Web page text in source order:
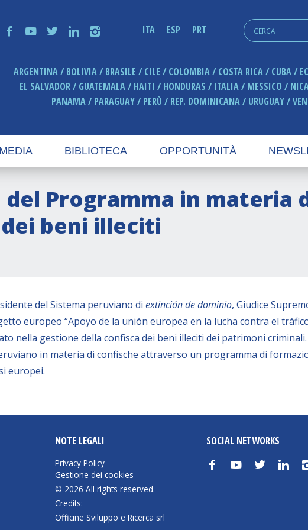
f y t n i ITA ESP PRT Cerca:
ARGENTINA BOLIVIA BRASILE CILE COLOMBIA COSTA RICA CUBA
EL SALVADOR
GUATEMALA HAITI HONDURAS ITALIA MESSICO
PANAMA
PARAGUAY PERÙ REP. DOMINICANA URUGUAY
MEDIA BIBLIOTECA OPPORTUNITÀ
del Programma in materia
beni illeciti
del Sistema peruviano di extinción de dominio, Giudice
europeo “Apoyo de la unión europea en la lucha contra el
nella gestione della confisca dei beni illeciti dei patrimoni
in materia di confische attraverso un programma di
europei.
NOTE LEGALI
Privacy Policy
Gestione dei cookies
© 2026 All rights reserved.
Credits:
Officine Sviluppo e Ricerca srl
SOCIAL NETWORKS
f y t n